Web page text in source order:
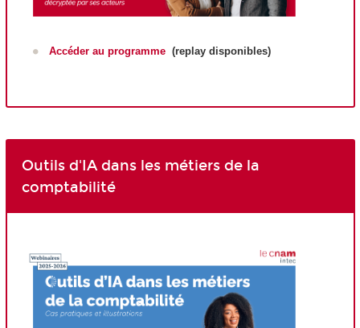
Accéder au programme (replay disponibles)
Outils d'IA dans les métiers de la
comptabilité